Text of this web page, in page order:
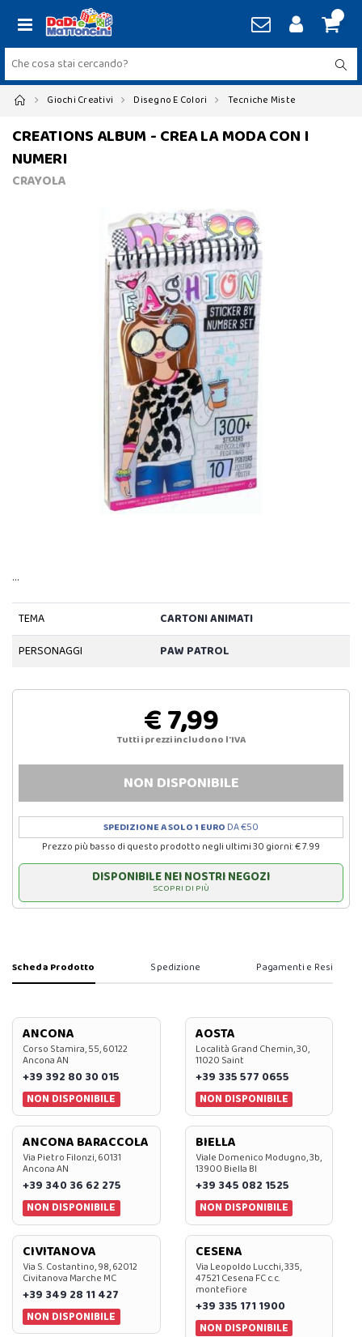
Giochi Creativi Disegno E Colori Tecniche Miste
CREATIONS ALBUM - CREA LA MODA CON I
NUMERI
CRAYOLA
…
TEMA
CARTONI ANIMATI
PERSONAGGI
PAW PATROL
€ 7,99
Tutti i prezzi includono l'IVA
NON DISPONIBILE
SPEDIZIONE A SOLO 1 EURO DA €50
Prezzo più basso di questo prodotto negli ultimi 30 giorni: € 7.99
DISPONIBILE NEI NOSTRI NEGOZI
SCOPRI DI PIÙ
Scheda Prodotto Spedizione Pagamenti e Resi
ANCONA
Corso Stamira, 55, 60122
Ancona AN
+39 392 80 30 015
NON DISPONIBILE
AOSTA
Località Grand Chemin, 30,
11020 Saint
+39 335 577 0655
NON DISPONIBILE
ANCONA BARACCOLA
Via Pietro Filonzi, 60131
Ancona AN
+39 340 36 62 275
NON DISPONIBILE
BIELLA
Viale Domenico Modugno, 3b,
13900 Biella BI
+39 345 082 1525
NON DISPONIBILE
CIVITANOVA
Via S. Costantino, 98, 62012
Civitanova Marche MC
+39 349 28 11 427
NON DISPONIBILE
CESENA
Via Leopoldo Lucchi, 335,
47521 Cesena FC c.c.
montefiore
+39 335 171 1900
NON DISPONIBILE